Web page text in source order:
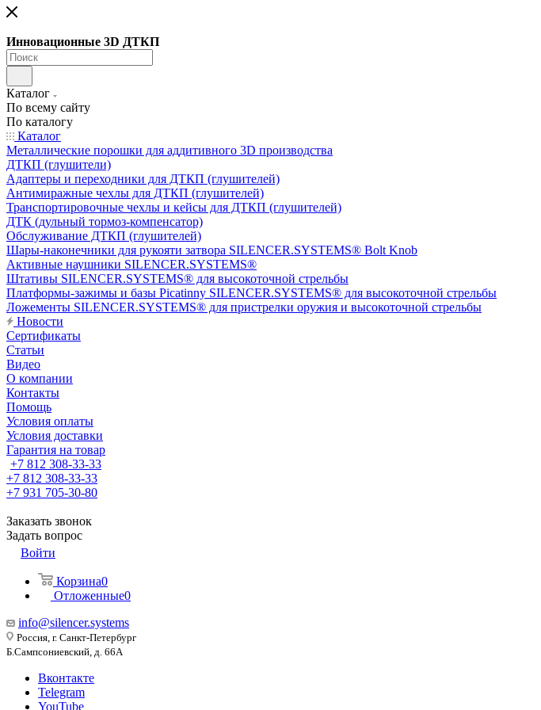
Инновационные 3D ДТКП
Каталог
По всему сайту
По каталогу
Каталог
Металлические порошки для аддитивного 3D производства
ДТКП (глушители)
Адаптеры и переходники для ДТКП (глушителей)
Антимиражные чехлы для ДТКП (глушителей)
Транспортировочные чехлы и кейсы для ДТКП (глушителей)
ДТК (дульный тормоз-компенсатор)
Обслуживание ДТКП (глушителей)
Шары-наконечники для рукояти затвора SILENCER.SYSTEMS® Bolt Knob
Активные наушники SILENCER.SYSTEMS®
Штативы SILENCER.SYSTEMS® для высокоточной стрельбы
Платформы-зажимы и базы Picatinny SILENCER.SYSTEMS® для высокоточной стрельбы
Ложементы SILENCER.SYSTEMS® для пристрелки оружия и высокоточной стрельбы
Новости
Сертификаты
Статьи
Видео
О компании
Контакты
Помощь
Условия оплаты
Условия доставки
Гарантия на товар
+7 812 308-33-33
+7 812 308-33-33
+7 931 705-30-80
Заказать звонок
Задать вопрос
Войти
Корзина0
Отложенные0
info@silencer.systems
Россия, г. Санкт-Петербург
Б.Сампсониевский, д. 66А
Вконтакте
Telegram
YouTube